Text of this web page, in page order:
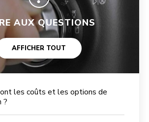
AUX QUESTIONS
AFFICHER TOUT
les coûts et les options de
?